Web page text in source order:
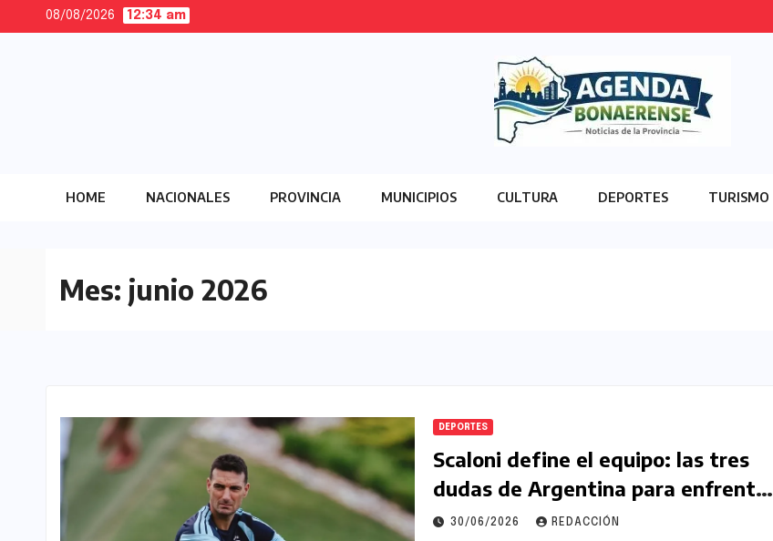
08/08/2026 12:34 am
HOME NACIONALES PROVINCIA MUNICIPIOS CULTURA DEPORTES TURISMO
Mes: junio 2026
DEPORTES
Scaloni define el equipo: las tres
dudas de Argentina para enfrentar
a Cabo Verde
30/06/2026 REDACCIÓN